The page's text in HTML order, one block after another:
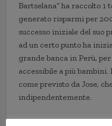
Bartselana” ha raccolto
generato risparmi per
successo iniziale del suo
ad un certo punto ha
grande banca in Perù,
accessibile a più
come previsto da Jose,
indipendentemente.
La Banca studentesca di